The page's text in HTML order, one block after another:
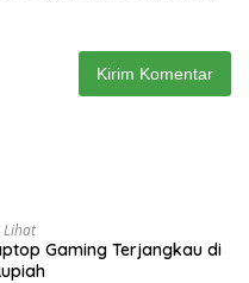
Lihat
Gaming Terjangkau di